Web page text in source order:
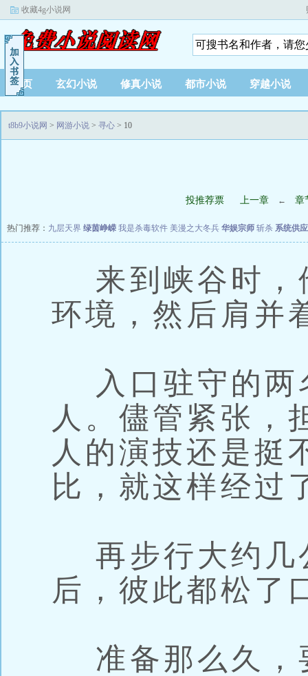
收藏4g小说网
首页 玄幻小说 修真小说 都市小说 穿越小说
t8b9小说网 > 网游小说 > 寻心 > 10
投推荐票 上一章 ← 章
热门推荐： 九层天界 绿茵峥嵘 我是杀毒软件 美漫之大冬兵 华娱宗师 斩杀 系统供
来到峡谷时，
环境，然后肩并
入口驻守的两
人。儘管紧张，
人的演技还是挺
比，就这样经过
再步行大约几
后，彼此都松了
准备那么久，